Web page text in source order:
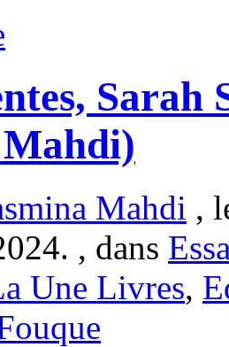
Sarah
Mahdi ,
, dans
Une Livres,